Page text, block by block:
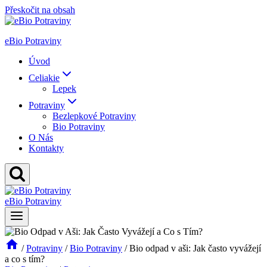
Přeskočit na obsah
eBio Potraviny
Úvod
Celiakie
Lepek
Potraviny
Bezlepkové Potraviny
Bio Potraviny
O Nás
Kontakty
eBio Potraviny
/ Potraviny / Bio Potraviny / Bio odpad v aši: Jak často vyvážejí
a co s tím?